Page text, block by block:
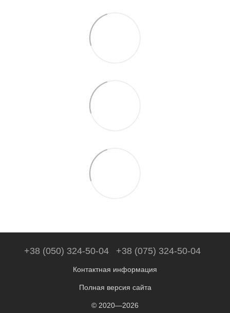
+38 (050) 324-50-04 +38 (075) 324-50-04
Контактная информация
Полная версия сайта
© 2020—2026